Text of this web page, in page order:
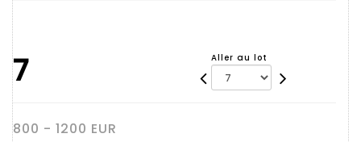
7 Aller au lot
800 - 1200 EUR